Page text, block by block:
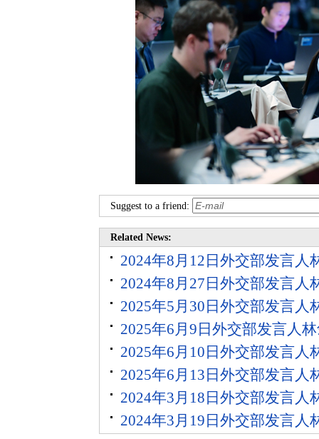
Suggest to a friend:
Related News:
2024年8月12日外交部发言人
2024年8月27日外交部发言人
2025年5月30日外交部发言人
2025年6月9日外交部发言人
2025年6月10日外交部发言人
2025年6月13日外交部发言人
2024年3月18日外交部发言人
2024年3月19日外交部发言人